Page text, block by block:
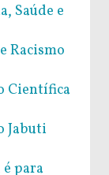
Saúde e
Racismo
Científica
Jabuti
para